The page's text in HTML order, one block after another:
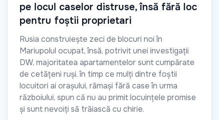
pe locul caselor distruse, însă fără loc
pentru foștii proprietari
Rusia construiește zeci de blocuri noi în
Mariupolul ocupat, însă, potrivit unei investigații
DW, majoritatea apartamentelor sunt cumpărate
de cetățeni ruși, în timp ce mulți dintre foștii
locuitori ai orașului, rămași fără case în urma
războiului, spun că nu au primit locuințele promise
și sunt nevoiți să trăiască cu chirie.